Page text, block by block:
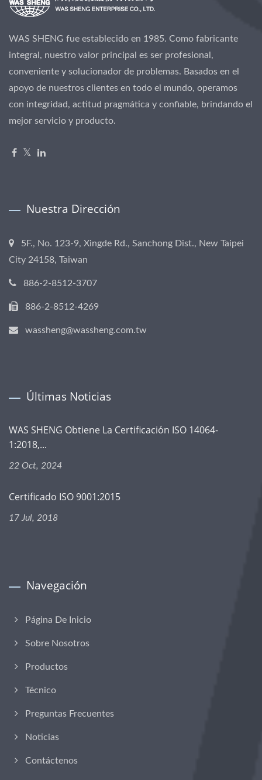
WAS SHENG fue establecido en 1985. Como fabricante
integral, nuestro valor principal es ser profesional,
conveniente y solucionador de problemas. Basados en el
apoyo de nuestros clientes en todo el mundo, operamos
con integridad, actitud pragmática y confiable, brindando el
mejor servicio y producto.
Nuestra Dirección
5F., No. 123-9, Xingde Rd., Sanchong Dist., New Taipei
City 24158, Taiwan
886-2-8512-3707
886-2-8512-4269
wassheng@wassheng.com.tw
Últimas Noticias
WAS SHENG Obtiene La Certificación ISO 14064-
1:2018,...
22 Oct, 2024
Certificado ISO 9001:2015
17 Jul, 2018
Navegación
Página De Inicio
Sobre Nosotros
Productos
Técnico
Preguntas Frecuentes
Noticias
Contáctenos